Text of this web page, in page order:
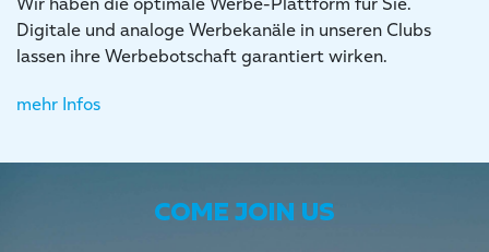
Wir haben die optimale Werbe-Plattform für Sie.
Digitale und analoge Werbekanäle in unseren Clubs
lassen ihre Werbebotschaft garantiert wirken.
mehr Infos
COME JOIN US